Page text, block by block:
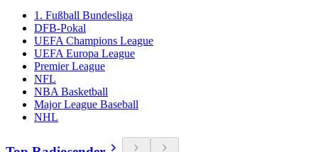
1. Fußball Bundesliga
DFB-Pokal
UEFA Champions League
UEFA Europa League
Premier League
NFL
NBA Basketball
Major League Baseball
NHL